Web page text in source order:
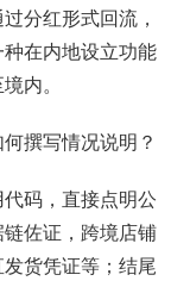
分红形式回流，
在内地设立功能
内。
撰写情况说明？
码，直接点明公
佐证，跨境店铺
货凭证等；结尾